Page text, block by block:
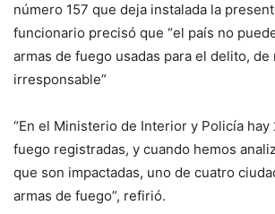
número 157 que deja instalada la
funcionario precisó que “el país no
armas de fuego usadas para el delito, de
irresponsable”
“En el Ministerio de Interior y Policía hay
fuego registradas, y cuando hemos
que son impactadas, uno de cuatro
armas de fuego”, refirió.